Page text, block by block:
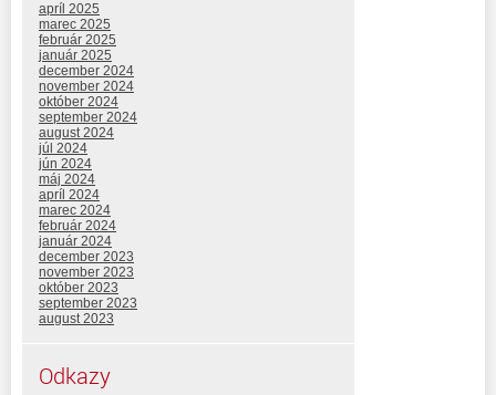
apríl 2025
marec 2025
február 2025
január 2025
december 2024
november 2024
október 2024
september 2024
august 2024
júl 2024
jún 2024
máj 2024
apríl 2024
marec 2024
február 2024
január 2024
december 2023
november 2023
október 2023
september 2023
august 2023
Odkazy